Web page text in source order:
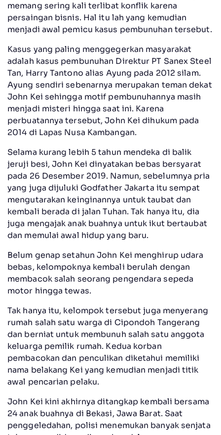
memang sering kali terlibat konflik karena
persaingan bisnis. Hal itu lah yang kemudian
menjadi awal pemicu kasus pembunuhan tersebut.
Kasus yang paling menggegerkan masyarakat
adalah kasus pembunuhan Direktur PT Sanex Steel
Tan, Harry Tantono alias Ayung pada 2012 silam.
Ayung sendiri sebenarnya merupakan teman dekat
John Kei sehingga motif pembunuhannya masih
menjadi misteri hingga saat ini. Karena
perbuatannya tersebut, John Kei dihukum pada
2014 di Lapas Nusa Kambangan.
Selama kurang lebih 5 tahun mendeka di balik
jeruji besi, John Kei dinyatakan bebas bersyarat
pada 26 Desember 2019. Namun, sebelumnya pria
yang juga dijuluki Godfather Jakarta itu sempat
mengutarakan keinginannya untuk taubat dan
kembali berada di jalan Tuhan. Tak hanya itu, dia
juga mengajak anak buahnya untuk ikut bertaubat
dan memulai awal hidup yang baru.
Belum genap setahun John Kei menghirup udara
bebas, kelompoknya kembali berulah dengan
membacok salah seorang pengendara sepeda
motor hingga tewas.
Tak hanya itu, kelompok tersebut juga menyerang
rumah salah satu warga di Cipondoh Tangerang
dan berniat untuk membunuh salah satu anggota
keluarga pemilik rumah. Kedua korban
pembacokan dan penculikan diketahui memiliki
nama belakang Kei yang kemudian menjadi titik
awal pencarian pelaku.
John Kei kini akhirnya ditangkap kembali bersama
24 anak buahnya di Bekasi, Jawa Barat. Saat
penggeledahan, polisi menemukan banyak senjata